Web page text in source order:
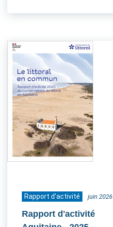
Rapport d'activité juin 2026
Rapport d'activité